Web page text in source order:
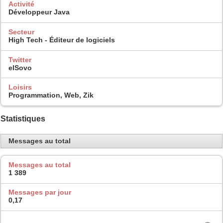
Activité
Développeur Java
Secteur
High Tech - Éditeur de logiciels
Twitter
elSovo
Loisirs
Programmation, Web, Zik
Statistiques
Messages au total
Messages au total
1 389
Messages par jour
0,17